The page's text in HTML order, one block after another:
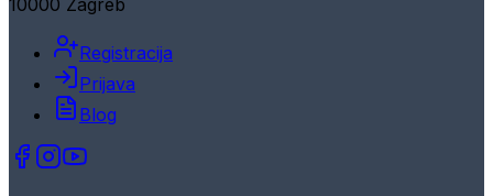
10000 Zagreb
Registracija
Prijava
Blog